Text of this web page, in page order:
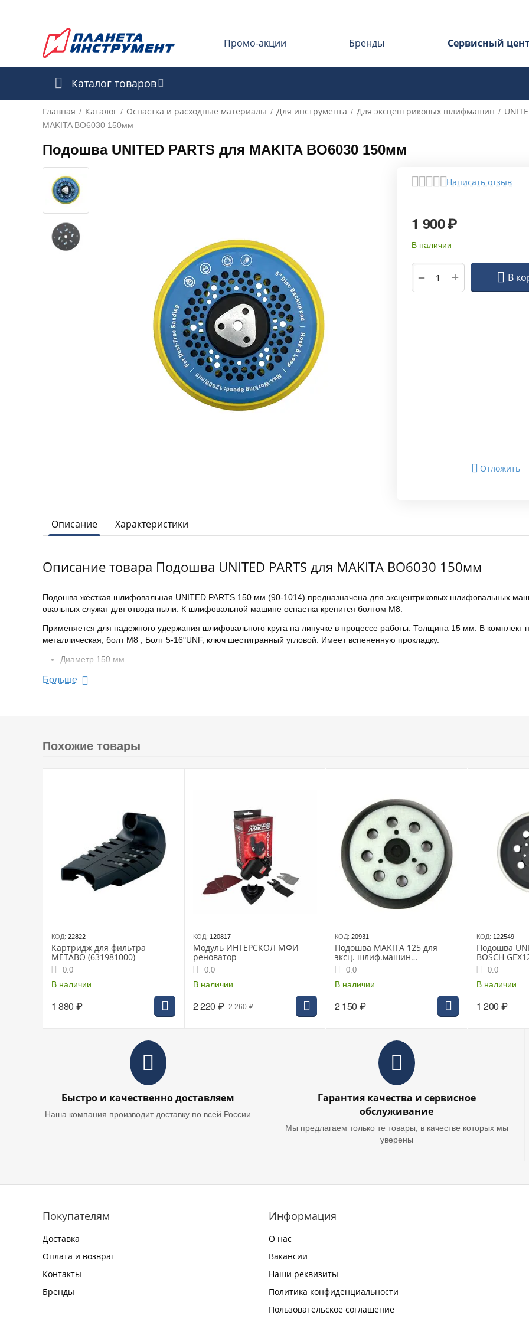
Промо-акции Бренды Сервисный
Каталог товаров
Главная / Каталог / Оснастка и расходные материалы / Для инструмента / Для эксцентриковых шлифмашин /
MAKITA BO6030 150мм
Подошва UNITED PARTS для MAKITA BO6030 150мм
Написать отзыв
1 900₽
В наличии
+
− В
Отложить
Описание Характеристики
Описание товара Подошва UNITED PARTS для MAKITA BO6030 150мм
Подошва жёсткая шлифовальная UNITED PARTS 150 мм (90-1014) предназначена для эксцентриковых шлифовальных
овальных служат для отвода пыли. К шлифовальной машине оснастка крепится болтом М8.
Применяется для надежного удержания шлифовального круга на липучке в процессе работы. Толщина 15 мм. В
металлическая, болт М8 , Болт 5-16"UNF, ключ шестигранный угловой. Имеет вспененную прокладку.
Диаметр 150 мм
Количество отверстий 8+8
Больше
Похожие товары
КОД: 22822
Картридж для фильтра
METABO (631981000)
0.0
В наличии
1 880 ₽
КОД: 120817
Модуль ИНТЕРСКОЛ МФИ
реноватор
0.0
В наличии
2 260 ₽
2 220 ₽
КОД: 20931
Подошва MAKITA 125 для
эксц. шлиф.машин
BO5010\5020\5021\5030\5031\
5040\5041 (743081-8)
0.0
В наличии
2 150 ₽
КОД: 122549
Подошва
BOSCH
0.0
В наличии
1 200 ₽
Быстро и качественно доставляем
Наша компания производит доставку по всей России
Гарантия качества и сервисное
обслуживание
Мы предлагаем только те товары, в качестве которых мы
уверены
Покупателям
Доставка
Оплата и возврат
Контакты
Бренды
Информация
О нас
Вакансии
Наши реквизиты
Политика конфиденциальности
Пользовательское соглашение